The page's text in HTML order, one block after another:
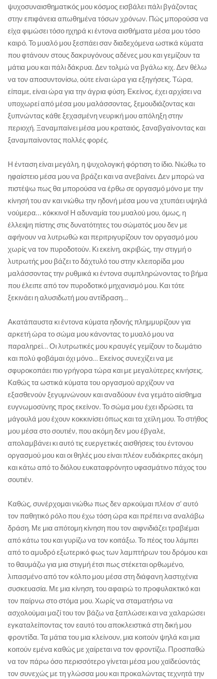
ψυχοσυναισθηματικός μου κόσμος εισβάλει πάλι βγάζοντας
στην επιφάνεια απωθημένα τόσων χρόνων. Πώς μπορούσα να
είχα φιμώσει τόσο ηχηρά κι έντονα αισθήματα μέσα μου τόσο
καιρό. Το μυαλό μου ξεσπάει σαν διαδεχόμενα ωστικά κύματα
που φτάνουν στους δακρυγόνους αδένες μου και γεμίζουν τα
μάτια μου και πάλι δάκρυα. Δεν τολμώ να βγάλω κιχ. Δεν θέλω
να τον αποσυντονίσω, ούτε είναι ώρα για εξηγήσεις. Τώρα,
είπαμε, είναι ώρα για την άγρια φύση. Εκείνος, έχει αρχίσει να
υποχωρεί από μέσα μου μαλάσσοντας, ξεμουδιάζοντας και
ξυπνώντας κάθε ξεχασμένη νευρική μου απόληξη στην
περιοχή. Ξαναμπαίνει μέσα μου κραταιός, ξαναβγαίνοντας και
ξαναμπαίνοντας πολλές φορές.
Η ένταση είναι μεγάλη, η ψυχολογική φόρτιση το ίδιο. Νιώθω το
ηφαίστειο μέσα μου να βράζει και να ανεβαίνει. Δεν μπορώ να
πιστέψω πως θα μπορούσα να έρθω σε οργασμό μόνο με την
κίνησή του αν και νιώθω την ηδονή μέσα μου να χτυπάει υψηλά
νούμερα… κόκκινο! Η αδυναμία του μυαλού μου, όμως, η
έλλειψη πίστης στις δυνατότητες του σώματός μου δεν με
αφήνουν να λυτρωθώ και περιτριγυρίζουν τον οργασμό μου
χωρίς να τον πυροδοτούν. Κι εκείνη, ακριβώς, την στιγμή ο
λυτρωτής μου βάζει το δάχτυλό του στην κλειτορίδα μου
μαλάσσοντας την ρυθμικά κι έντονα συμπληρώνοντας το βήμα
που έλειπε από τον πυροδοτικό μηχανισμό μου. Και τότε
ξεκινάει η αλυσιδωτή μου αντίδραση…
Ακατάπαυστα κι έντονα κύματα ηδονής πλημμυρίζουν για
αρκετή ώρα το σώμα μου κάνοντας το μυαλό μου να
παραληρεί… Οι λυτρωτικές μου κραυγές γεμίζουν το δωμάτιο
και πολύ φοβάμαι όχι μόνο… Εκείνος συνεχίζει να με
σφυροκοπάει πιο γρήγορα τώρα και με μεγαλύτερες κινήσεις.
Καθώς τα ωστικά κύματα του οργασμού αρχίζουν να
εξασθενούν ξεγυμνώνουν και αναδύουν ένα γεμάτο αίσθημα
ευγνωμοσύνης προς εκείνον. Το σώμα μου έχει ιδρώσει, τα
μάγουλά μου έχουν κοκκινίσει όπως και τα χείλη μου. Το στήθος
μου μέσα στο σουτιέν, που ακόμη δεν μου έβγαλε,
απολαμβάνει κι αυτό τις ευεργετικές αισθήσεις του έντονου
οργασμού μου και οι θηλές μου είναι πλέον ευδιάκριτες ακόμη
και κάτω από το διόλου ευκαταφρόνητο υφασμάτινο πάχος του
σουτιέν.
Καθώς, συνέρχομαι νιώθω πως δεν αρκούμαι πλέον σ’ αυτό
τον παθητικό ρόλο που έχω τόση ώρα και πρέπει να αναλάβω
δράση. Με μια απότομη κίνηση που τον αιφνιδιάζει τραβιέμαι
από κάτω του και γυρίζω να τον κοιτάξω. Το πέος του λάμπει
από το αμυδρό εξωτερικό φως των λαμπτήρων του δρόμου και
το θαυμάζω για μια στιγμή έτσι πως στέκεται ορθωμένο,
λιπασμένο από τον κόλπο μου μέσα στη διάφανη λαστιχένια
συσκευασία. Με μια κίνηση, του αφαιρώ το προφυλακτικό και
τον παίρνω στο στόμα μου. Χωρίς να σταματήσω να
ασχολούμαι μαζί του τον βάζω να ξαπλώσει και να χαλαρώσει
εγκαταλείποντας τον εαυτό του αποκλειστικά στη δική μου
φροντίδα. Τα μάτια του μια κλείνουν, μια κοιτούν ψηλά και μια
κοιτούν εμένα καθώς με χαίρεται να τον φροντίζω. Προσπαθώ
να τον πάρω όσο περισσότερο γίνεται μέσα μου χαϊδεύοντάς
τον συνεχώς με τη γλώσσα μου και προκαλώντας τεχνητά την